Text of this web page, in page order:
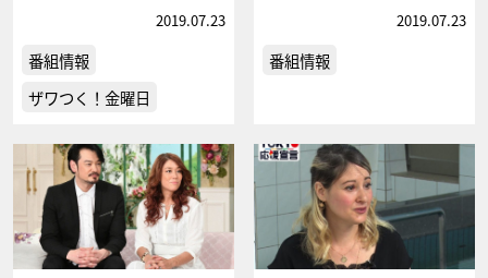
2019.07.23
番組情報
ザワつく！金曜日
2019.07.23
番組情報